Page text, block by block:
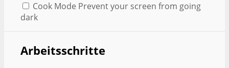
Cook Mode Prevent your screen from going
dark
Arbeitsschritte